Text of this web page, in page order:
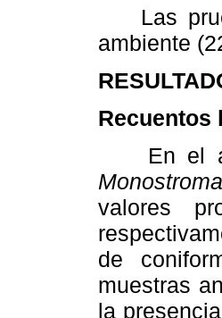
Las
ambiente
Recuentos
En el
valores
de
muestras
la